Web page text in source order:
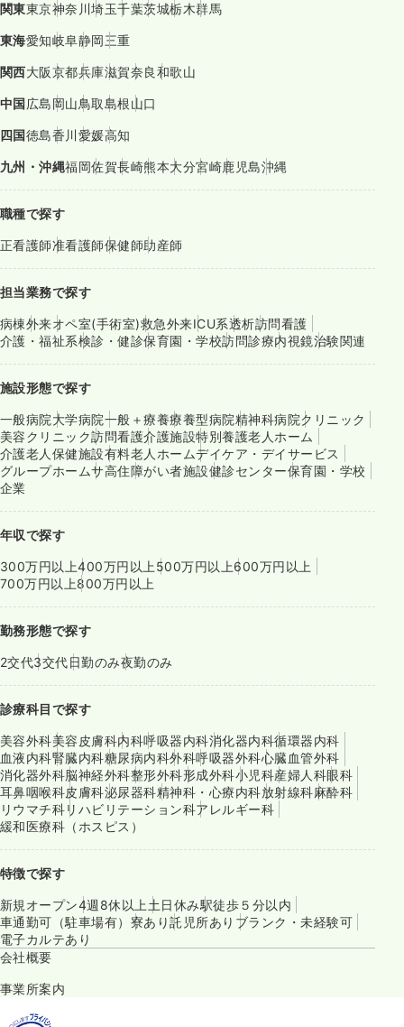
関東東京神奈川埼玉千葉茨城栃木群馬
東海愛知岐阜静岡三重
関西大阪京都兵庫滋賀奈良和歌山
中国広島岡山鳥取島根山口
四国徳島香川愛媛高知
九州・沖縄福岡佐賀長崎熊本大分宮崎鹿児島沖縄
職種で探す
正看護師准看護師保健師助産師
担当業務で探す
病棟外来オペ室(手術室)救急外来ICU系透析訪問看護
介護・福祉系検診・健診保育園・学校訪問診療内視鏡治験関連
施設形態で探す
一般病院大学病院一般＋療養療養型病院精神科病院クリニック
美容クリニック訪問看護介護施設特別養護老人ホーム
介護老人保健施設有料老人ホームデイケア・デイサービス
グループホームサ高住障がい者施設健診センター保育園・学校
企業
年収で探す
300万円以上400万円以上 500万円以上600万円以上
700万円以上800万円以上
勤務形態で探す
2交代3交代日勤のみ夜勤のみ
診療科目で探す
美容外科美容皮膚科内科呼吸器内科消化器内科循環器内科
血液内科腎臓内科糖尿病内科外科呼吸器外科心臓血管外科
消化器外科脳神経外科整形外科形成外科小児科産婦人科眼科
耳鼻咽喉科皮膚科泌尿器科精神科・心療内科放射線科麻酔科
リウマチ科リハビリテーション科アレルギー科
緩和医療科（ホスピス）
特徴で探す
新規オープン4週8休以上 土日休み駅徒歩５分以内
車通勤可（駐車場有） 寮あり託児所あり ブランク・未経験可
電子カルテあり
会社概要
事業所案内